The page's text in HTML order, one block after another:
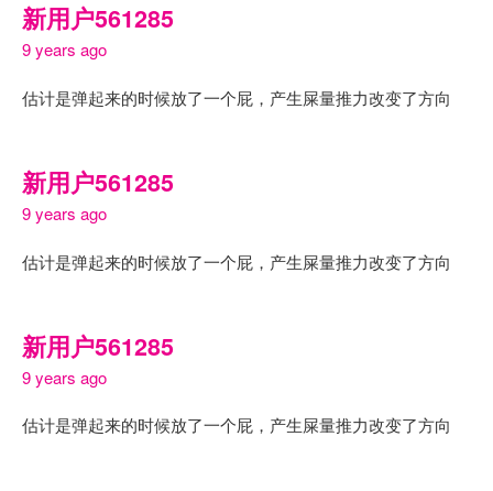
新用户561285
9 years ago
估计是弹起来的时候放了一个屁，产生屎量推力改变了方向
新用户561285
9 years ago
估计是弹起来的时候放了一个屁，产生屎量推力改变了方向
新用户561285
9 years ago
估计是弹起来的时候放了一个屁，产生屎量推力改变了方向